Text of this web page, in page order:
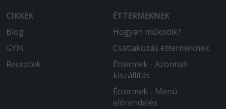
nagyon rendben voltak.
Két óra várakozás után jött amit
reméltem! Három féle étel a pizza alja
nagyon fekete volt a másik grillezett
modzarella zöldség köret nem volt
friss, a harmadik a töltött batyu na azt
nem kellett volna attól sajnos teljes
CIKKEK
Blog
GYIK
Receptek
ÉTTERMEKNEK
Hogyan működik?
Csatlakozás éttermeknek
Éttermek - Azonnali
kiszállítás
Éttermek - Menü
előrendelés